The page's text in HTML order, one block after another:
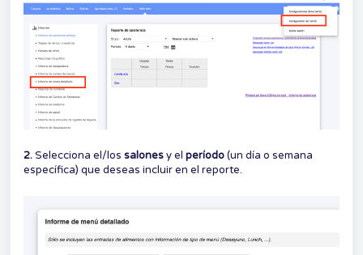
2.Selecciona el/los salonesy el período(un día o semana
específica) que deseas incluir en el reporte.